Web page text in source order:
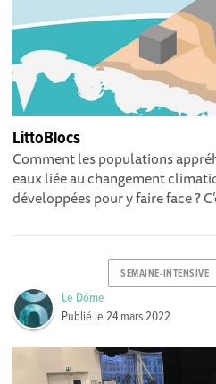
LittoBlocs
Comment les populations
eaux liée au changement
développées pour y faire face ?
SEMAINE-INTENSIVE
Le Dôme
Publié le24 mars 2022